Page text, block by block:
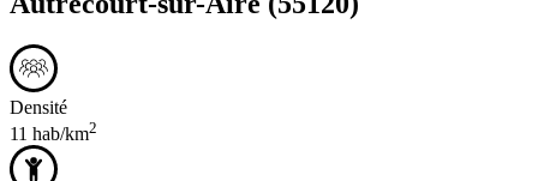
Densité
11 hab/km2